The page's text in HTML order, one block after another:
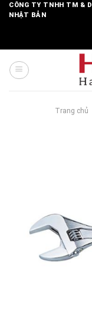
SkipCÔNG TY TNHH TM &
NHẬT BẢN
Trang chủ